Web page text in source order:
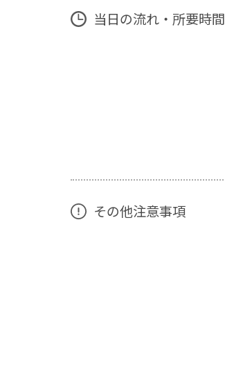
当日の流れ・所要時間
その他注意事項